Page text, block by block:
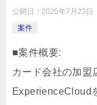
公開日： 2025年7月23日
案件
■案件概要:
カード会社の加盟
ExperienceCloud